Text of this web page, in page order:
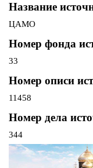
Название
ЦАМО
Номер фонда
33
Номер описи
11458
Номер дела
344